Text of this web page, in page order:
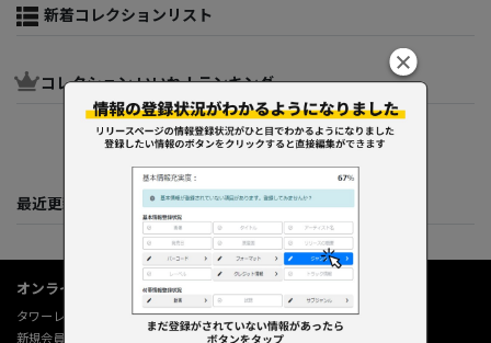
新着コレクションリスト
コレクション いいね！ランキング
最近更新してくれた人たち
オンラインショップ情報
タワーレコード オンライン
新規会員登録